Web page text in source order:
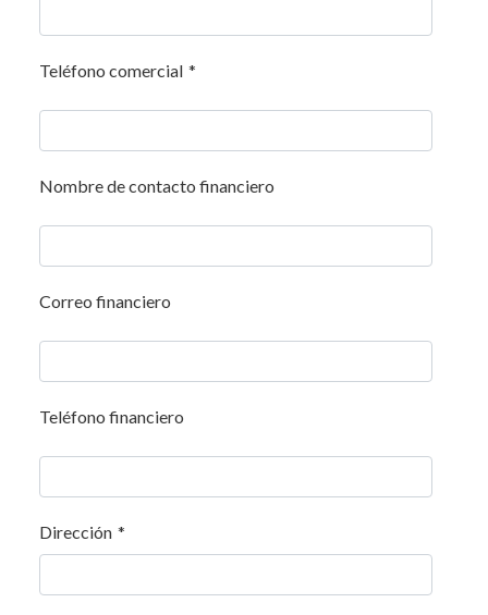
Teléfono comercial *
Nombre de contacto financiero
Correo financiero
Teléfono financiero
Dirección *